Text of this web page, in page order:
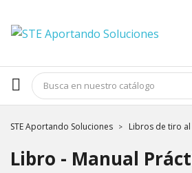
STE Aportando Soluciones Libros de tiro
Libro - Manual